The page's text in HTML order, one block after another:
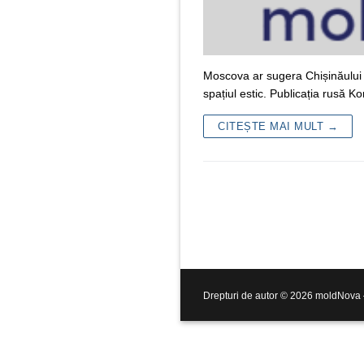
Moscova ar sugera
spațiul estic. Publicația rusă
CITEȘTE MAI MULT →
Drepturi de autor © 2026 moldNova